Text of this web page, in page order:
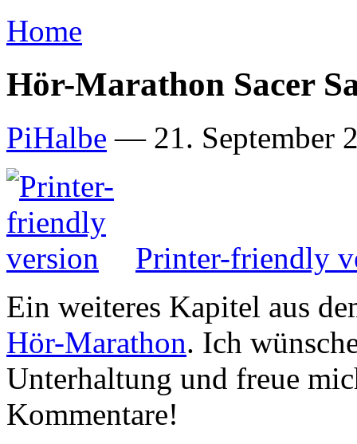
Home
Hör-Marathon Sacer
PiHalbe — 21. September
Printer-friendly
Ein weiteres Kapitel aus
Hör-Marathon. Ich
Unterhaltung und freue
Kommentare!